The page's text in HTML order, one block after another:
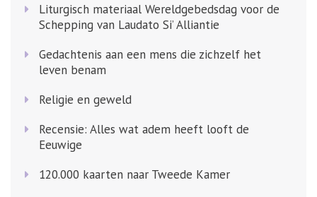
Liturgisch materiaal Wereldgebedsdag voor de
Schepping van Laudato Si’ Alliantie
Gedachtenis aan een mens die zichzelf het
leven benam
Religie en geweld
Recensie: Alles wat adem heeft looft de
Eeuwige
120.000 kaarten naar Tweede Kamer